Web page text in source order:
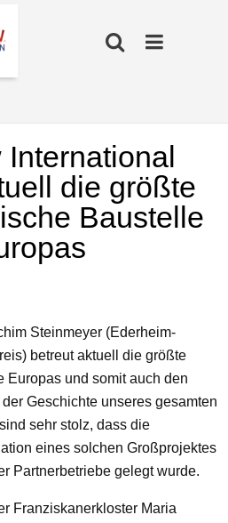
International
die größte
Baustelle
Steinmeyer (Ederheim-
betreut aktuell die größte
Europas und somit auch den
Geschichte unseres gesamten
sehr stolz, dass die
eines solchen Großprojektes
Partnerbetriebe gelegt wurde.
Franziskanerkloster Maria